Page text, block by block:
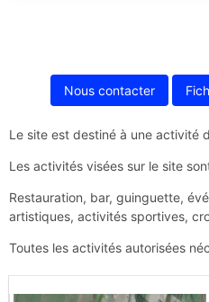
Nous contacter
Le site est destiné à une activité
Les activités visées sur le site
Restauration, bar, guinguette,
artistiques, activités sportives,
Toutes les activités autorisées